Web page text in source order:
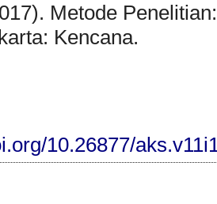
Metode
Kencana.
10.26877/